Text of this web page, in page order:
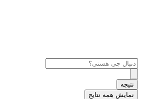
نتیجه
نمایش همه نتایج